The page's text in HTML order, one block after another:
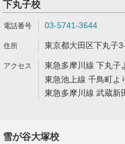
下丸子校
03-5741-3644
東京都大田区下丸子
東急多摩川線 下丸子
東急池上線 千鳥町よ
東急多摩川線 武蔵新
雪が谷大塚校